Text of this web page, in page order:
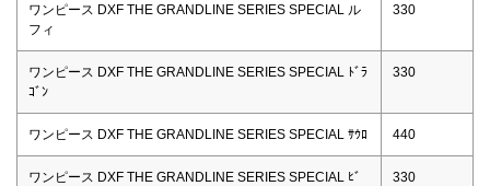
ワンピース DXF THE GRANDLINE SERIES SPECIAL ル
フィ
330
ワンピース DXF THE GRANDLINE SERIES SPECIAL ﾄﾞﾗ
ｺﾞﾝ
330
ワンピース DXF THE GRANDLINE SERIES SPECIAL ｻｳﾛ 440
ワンピース DXF THE GRANDLINE SERIES SPECIAL ﾋﾞ
330